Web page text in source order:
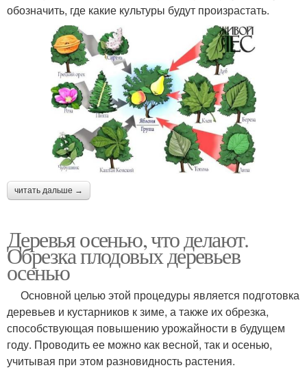
обозначить, где какие культуры будут произрастать.
читать дальше →
Деревья осенью, что делают.
Обрезка плодовых деревьев
осенью
Основной целью этой процедуры является подготовка
деревьев и кустарников к зиме, а также их обрезка,
способствующая повышению урожайности в будущем
году. Проводить ее можно как весной, так и осенью,
учитывая при этом разновидность растения.